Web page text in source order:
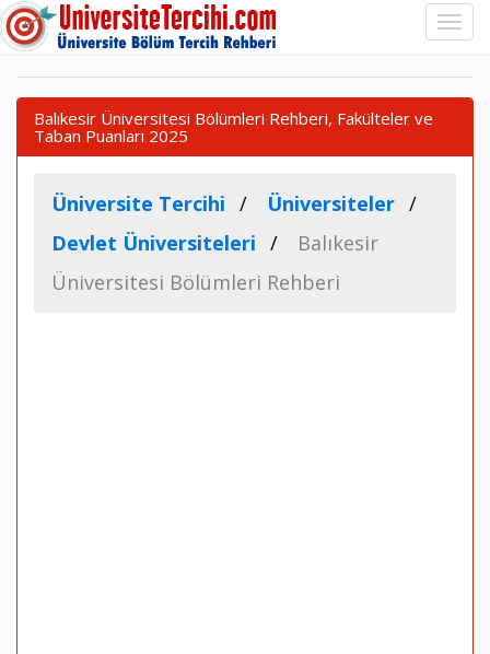
Balıkesir Üniversitesi Bölümleri Rehberi, Fakülteler ve
Taban Puanları 2025
Üniversite Tercihi
Üniversiteler
Devlet Üniversiteleri
Balıkesir
Üniversitesi Bölümleri Rehberi